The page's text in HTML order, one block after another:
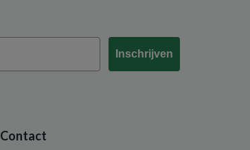
Inschrijven
Contact